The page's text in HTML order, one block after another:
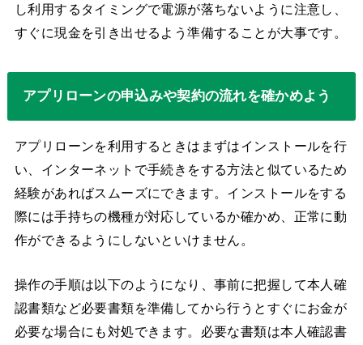
し利用するタイミングで電源が落ちないように注意し、
すぐに現金を引き出せるよう準備することが大事です。
アプリローンの申込みや契約の流れを確かめよう
アプリローンを利用するときはまずはインストールを行
い、インターネットで手続きをする方法と似ているため
経験があればスムーズにできます。インストールをする
際には手持ちの機種が対応しているか確かめ、正常に動
作ができるようにしないといけません。
操作の手順は以下のようになり、事前に把握して本人確
認書類など必要書類を準備してから行うとすぐにお金が
必要な場合にも対処できます。必要な書類は本人確認書